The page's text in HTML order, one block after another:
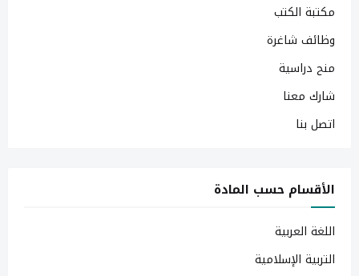
مكتبة الكتب
وظائف شاغرة
منح دراسية
شارك معنا
اتصل بنا
الأقسام حسب المادة
اللغة العربية
التربية الإسلامية